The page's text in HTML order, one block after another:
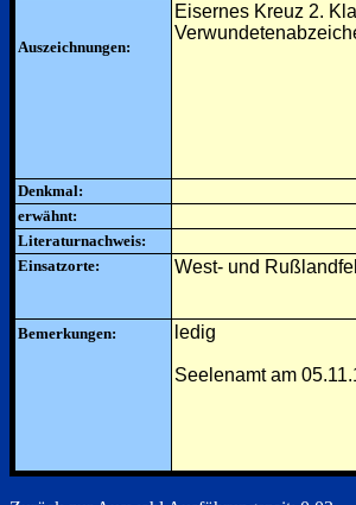
Auszeichnungen:
Eisernes Kreuz 2.
Denkmal:
erwähnt:
Literaturnachweis:
Einsatzorte:
West- und
Bemerkungen: ledig
Seelenamt am